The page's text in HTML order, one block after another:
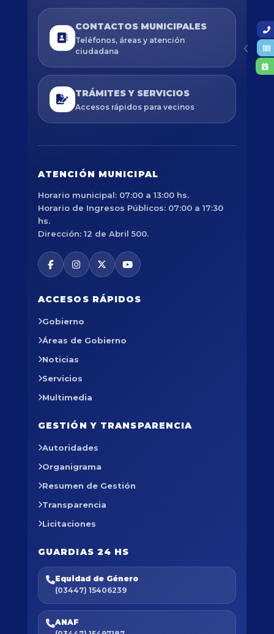
CONTACTOS MUNICIPALES
Teléfonos, áreas y atención
ciudadana
TRÁMITES Y SERVICIOS
Accesos rápidos para vecinos
ATENCIÓN MUNICIPAL
Horario municipal: 07:00 a 13:00 hs.
Horario de Ingresos Públicos: 07:00 a 17:30
hs.
Dirección: 12 de Abril 500.
ACCESOS RÁPIDOS
Gobierno
Áreas de Gobierno
Noticias
Servicios
Multimedia
GESTIÓN Y TRANSPARENCIA
Autoridades
Organigrama
Resumen de Gestión
Transparencia
Licitaciones
GUARDIAS 24 HS
Equidad de Género
(03447) 15406239
ANAF